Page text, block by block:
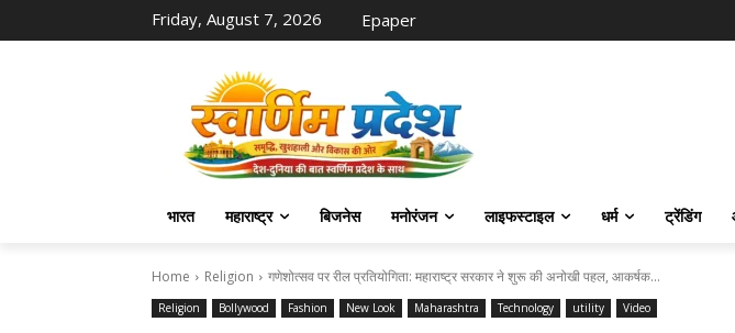
Friday, August 7, 2026 Epaper
भारत महाराष्ट्र बिजनेस मनोरंजन लाइफस्‍टाइल धर्म ट्रेंडिंग
Home Religion गणेशोत्सव पर रील प्रतियोगिता: महाराष्ट्र सरकार ने शुरू की अनोखी पहल, आकर्षक...
Religion Bollywood Fashion New Look Maharashtra Technology utility Video